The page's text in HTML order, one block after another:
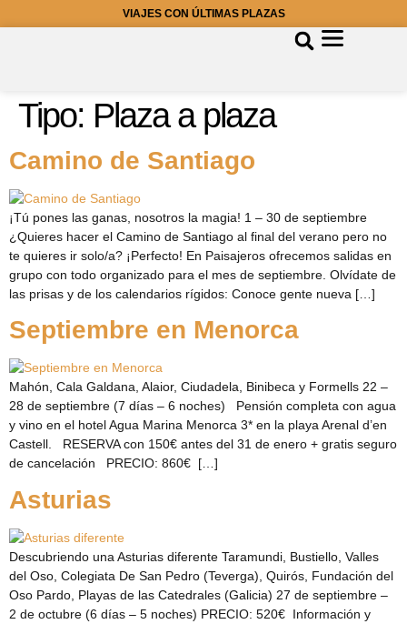
VIAJES CON ÚLTIMAS PLAZAS
Tipo: Plaza a plaza
Camino de Santiago
¡Tú pones las ganas, nosotros la magia! 1 – 30 de septiembre
¿Quieres hacer el Camino de Santiago al final del verano pero no
te quieres ir solo/a? ¡Perfecto! En Paisajeros ofrecemos salidas en
grupo con todo organizado para el mes de septiembre. Olvídate de
las prisas y de los calendarios rígidos: Conoce gente nueva […]
Septiembre en Menorca
Mahón, Cala Galdana, Alaior, Ciudadela, Binibeca y Formells 22 –
28 de septiembre (7 días – 6 noches) Pensión completa con agua
y vino en el hotel Agua Marina Menorca 3* en la playa Arenal d’en
Castell. RESERVA con 150€ antes del 31 de enero + gratis seguro
de cancelación PRECIO: 860€ […]
Asturias
Descubriendo una Asturias diferente Taramundi, Bustiello, Valles
del Oso, Colegiata De San Pedro (Teverga), Quirós, Fundación del
Oso Pardo, Playas de las Catedrales (Galicia) 27 de septiembre –
2 de octubre (6 días – 5 noches) PRECIO: 520€ Información y